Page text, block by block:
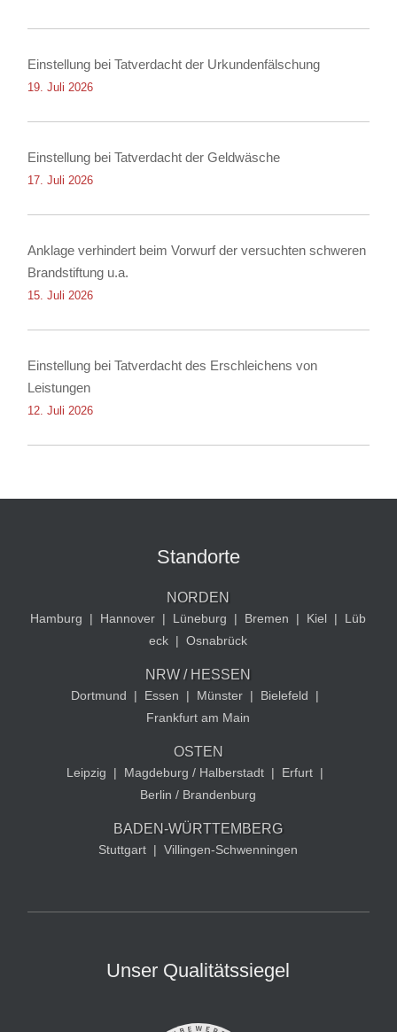
Einstellung bei Tatverdacht der Urkundenfälschung
19. Juli 2026
Einstellung bei Tatverdacht der Geldwäsche
17. Juli 2026
Anklage verhindert beim Vorwurf der versuchten schweren
Brandstiftung u.a.
15. Juli 2026
Einstellung bei Tatverdacht des Erschleichens von
Leistungen
12. Juli 2026
Standorte
NORDEN
Hamburg | Hannover | Lüneburg | Bremen | Kiel |
Lüb
eck | Osnabrück
NRW / HESSEN
Dortmund | Essen | Münster | Bielefeld
|
Frankfurt am Main
OSTEN
Leipzig | Magdeburg / Halberstadt | Erfurt |
Berlin / Brandenburg
BADEN-WÜRTTEMBERG
Stuttgart | Villingen-Schwenningen
Unser Qualitätssiegel